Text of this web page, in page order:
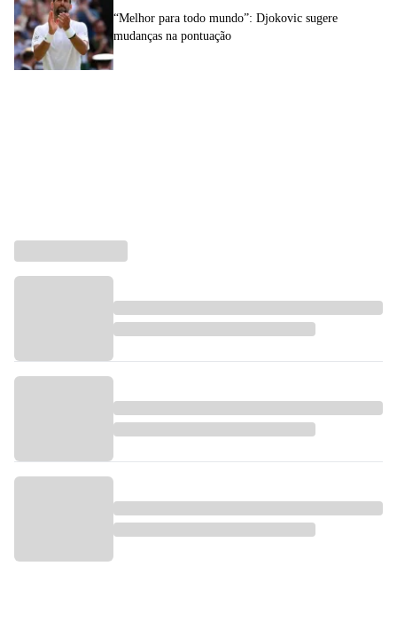
“Melhor para todo mundo”: Djokovic sugere
mudanças na pontuação